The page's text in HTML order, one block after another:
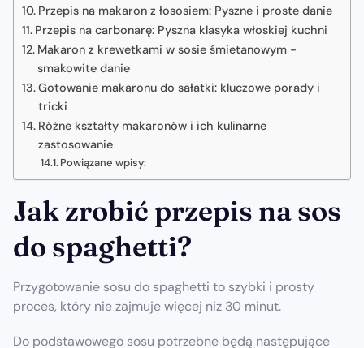
Przepis na makaron z łososiem: Pyszne i proste danie
Przepis na carbonarę: Pyszna klasyka włoskiej kuchni
Makaron z krewetkami w sosie śmietanowym -
smakowite danie
Gotowanie makaronu do sałatki: kluczowe porady i
tricki
Różne kształty makaronów i ich kulinarne
zastosowanie
Powiązane wpisy:
Jak zrobić przepis na sos
do spaghetti?
Przygotowanie sosu do spaghetti to szybki i prosty
proces, który nie zajmuje więcej niż 30 minut.
Do podstawowego sosu potrzebne będą następujące